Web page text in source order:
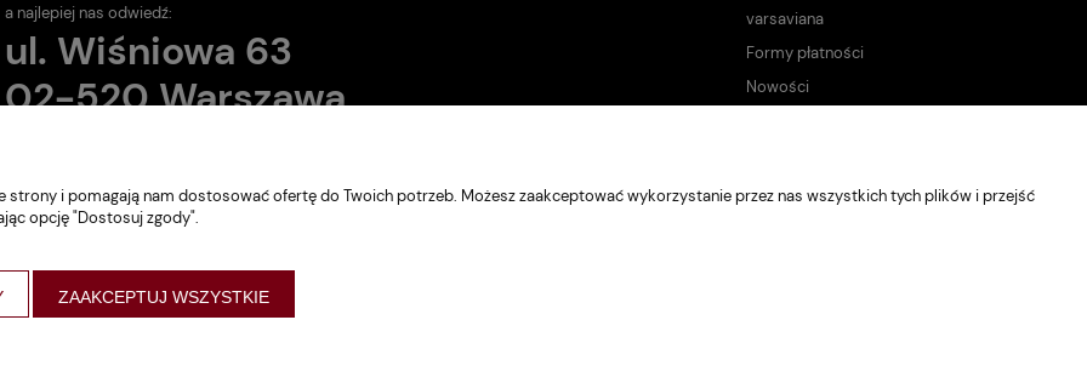
a najlepiej nas odwiedź:
ul. Wiśniowa 63
02-520 Warszawa
varsaviana
Formy płatności
Nowości
strony i pomagają nam dostosować ofertę do Twoich potrzeb. Możesz zaakceptować wykorzystanie przez nas wszystkich tych plików i przejść
opcję "Dostosuj zgody".
ZAAKCEPTUJ WSZYSTKIE